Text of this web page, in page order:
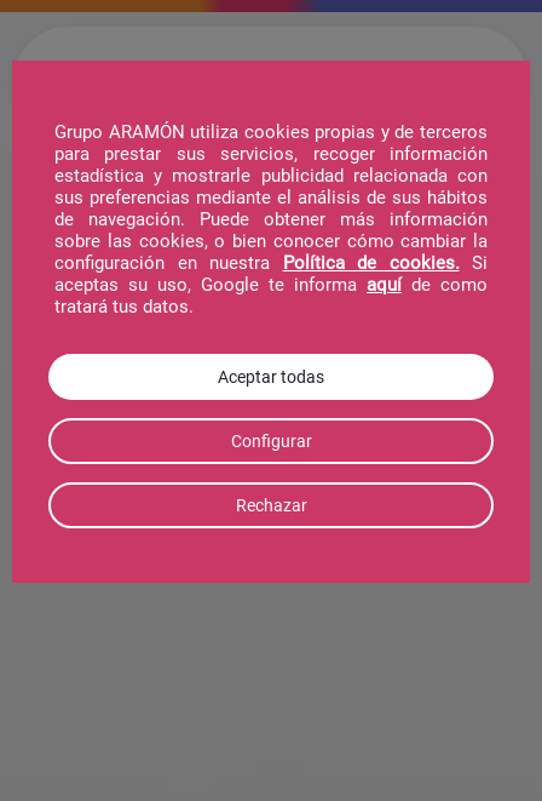
Grupo ARAMÓN utiliza cookies propias y de terceros
para prestar sus servicios, recoger información
estadística y mostrarle publicidad relacionada con
sus preferencias mediante el análisis de sus hábitos
de navegación. Puede obtener más información
sobre las cookies, o bien conocer cómo cambiar la
configuración en nuestra Política de cookies.Si
aceptas su uso, Google te informa aquíde como
tratará tus datos.
Hotel
Telecabina